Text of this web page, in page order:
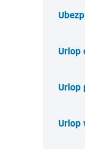
Urlop
Urlop
Urlop